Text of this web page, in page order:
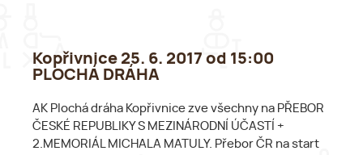
Kopřivnice 25. 6. 2017 od 15:00
PLOCHÁ DRÁHA
AK Plochá dráha Kopřivnice zve všechny na PŘEBOR
ČESKÉ REPUBLIKY S MEZINÁRODNÍ ÚČASTÍ +
2.MEMORIÁL MICHALA MATULY. Přebor ČR na start